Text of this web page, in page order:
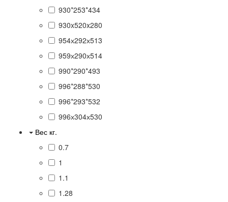
930*253*434
930x520x280
954х292х513
959х290х514
990*290*493
996*288*530
996*293*532
996х304х530
Вес кг.
0.7
1
1.1
1.28